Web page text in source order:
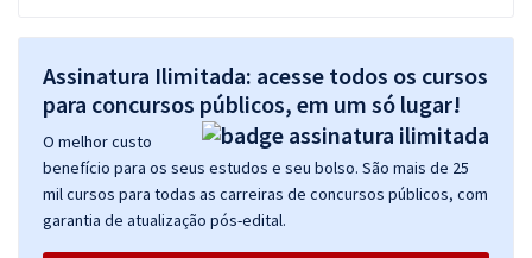
Assinatura Ilimitada: acesse todos os cursos
para concursos públicos, em um só lugar!
O melhor custo
benefício para os seus estudos e seu bolso. São mais de 25
mil cursos para todas as carreiras de concursos públicos, com
garantia de atualização pós-edital.